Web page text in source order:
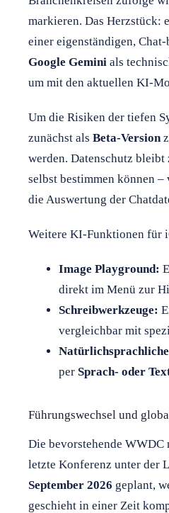
markieren. Das Herzstück:
einer eigenständigen,
Google Gemini als
um mit den aktuellen KI-
Um die Risiken der tiefen
zunächst als Beta-Version
werden. Datenschutz
selbst bestimmen können
die Auswertung der
Weitere KI-Funktionen für
Image Playground:
direkt im Menü zur
Schreibwerkzeuge:
vergleichbar mit
per Sprach- oder
Führungswechsel und
Die bevorstehende WWDC
letzte Konferenz unter der
September 2026 geplant,
geschieht in einer Zeit